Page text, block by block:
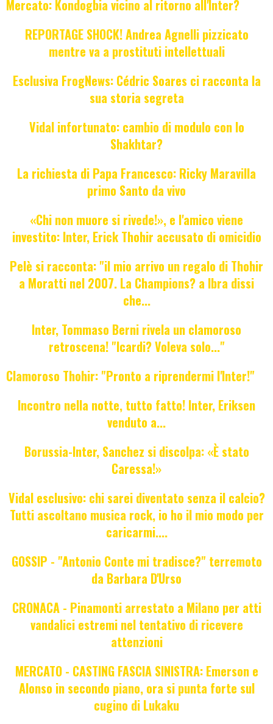
Mercato: Kondogbia vicino al ritorno all'Inter?
REPORTAGE SHOCK! Andrea Agnelli pizzicato
mentre va a prostituti intellettuali
Esclusiva FrogNews: Cédric Soares ci racconta la
sua storia segreta
Vidal infortunato: cambio di modulo con lo
Shakhtar?
La richiesta di Papa Francesco: Ricky Maravilla
primo Santo da vivo
«Chi non muore si rivede!», e l'amico viene
investito: Inter, Erick Thohir accusato di omicidio
Pelè si racconta: "il mio arrivo un regalo di Thohir
a Moratti nel 2007. La Champions? a Ibra dissi
che...
Inter, Tommaso Berni rivela un clamoroso
retroscena! "Icardi? Voleva solo..."
Clamoroso Thohir: "Pronto a riprendermi l'Inter!"
Incontro nella notte, tutto fatto! Inter, Eriksen
venduto a...
Borussia-Inter, Sanchez si discolpa: «È stato
Caressa!»
Vidal esclusivo: chi sarei diventato senza il calcio?
Tutti ascoltano musica rock, io ho il mio modo per
caricarmi....
GOSSIP - "Antonio Conte mi tradisce?" terremoto
da Barbara D'Urso
CRONACA - Pinamonti arrestato a Milano per atti
vandalici estremi nel tentativo di ricevere
attenzioni
MERCATO - CASTING FASCIA SINISTRA: Emerson e
Alonso in secondo piano, ora si punta forte sul
cugino di Lukaku